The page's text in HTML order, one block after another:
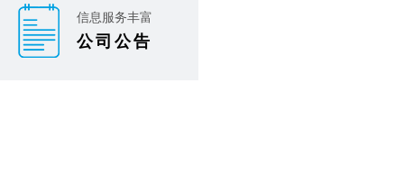
信息服务丰富
公司公告